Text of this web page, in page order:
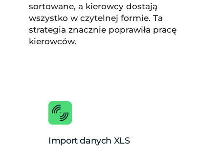
sortowane, a kierowcy dostają
wszystko w czytelnej formie. Ta
strategia znacznie poprawiła pracę
kierowców.
Import danych XLS